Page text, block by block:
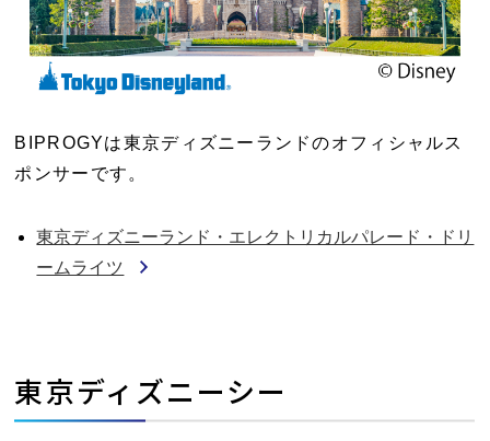
BIPROGYは東京ディズニーランドのオフィシャルス
ポンサーです。
東京ディズニーランド・エレクトリカルパレード・ドリ
ームライツ
東京ディズニーシー